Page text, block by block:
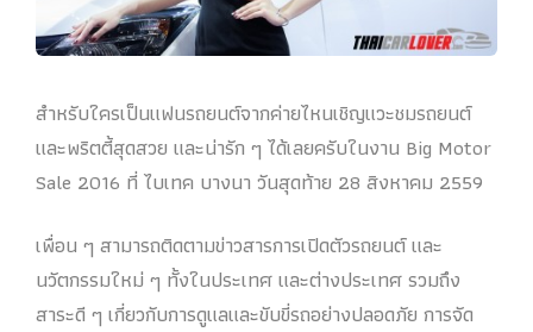
สำหรับใครเป็นแฟนรถยนต์จากค่ายไหนเชิญแวะชมรถยนต์
และพริตตี้สุดสวย และน่ารัก ๆ ได้เลยครับในงาน Big Motor
Sale 2016 ที่ ไบเทค บางนา วันสุดท้าย 28 สิงหาคม 2559
เพื่อน ๆ สามารถติดตามข่าวสารการเปิดตัวรถยนต์ และ
นวัตกรรมใหม่ ๆ ทั้งในประเทศ และต่างประเทศ รวมถึง
สาระดี ๆ เกี่ยวกับการดูแลและขับขี่รถอย่างปลอดภัย การจัด